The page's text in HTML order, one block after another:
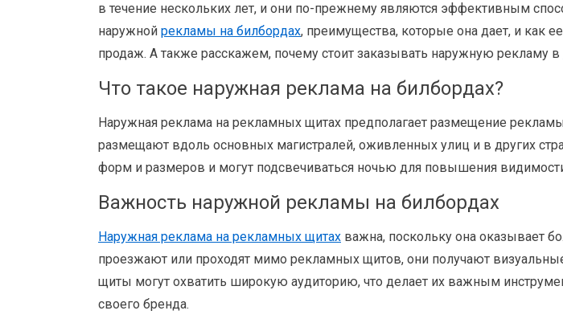
в течение нескольких лет, и они по-прежнему являются эффективным
наружной рекламы на билбордах, преимущества, которые она дает, и как
продаж. А также расскажем, почему стоит заказывать наружную рекламу в
Что такое наружная реклама на билбордах?
Наружная реклама на рекламных щитах предполагает размещение
размещают вдоль основных магистралей, оживленных улиц и в других
форм и размеров и могут подсвечиваться ночью для повышения
Важность наружной рекламы на билбордах
Наружная реклама на рекламных щитах важна, поскольку она оказывает
проезжают или проходят мимо рекламных щитов, они получают
щиты могут охватить широкую аудиторию, что делает их важным
своего бренда.